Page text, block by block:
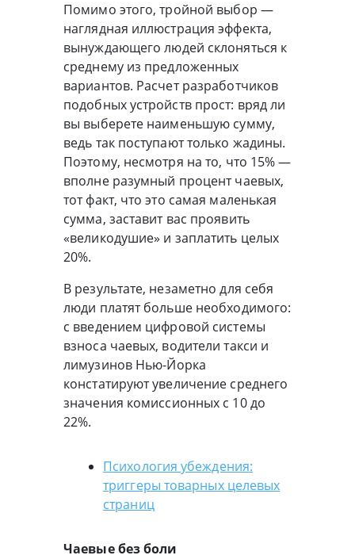
Помимо этого, тройной выбор —
наглядная иллюстрация эффекта,
вынуждающего людей склоняться к
среднему из предложенных
вариантов. Расчет разработчиков
подобных устройств прост: вряд ли
вы выберете наименьшую сумму,
ведь так поступают только жадины.
Поэтому, несмотря на то, что 15% —
вполне разумный процент чаевых,
тот факт, что это самая маленькая
сумма, заставит вас проявить
«великодушие» и заплатить целых
20%.
В результате, незаметно для себя
люди платят больше необходимого:
с введением цифровой системы
взноса чаевых, водители такси и
лимузинов Нью-Йорка
констатируют увеличение среднего
значения комиссионных с 10 до
22%.
Психология убеждения:
триггеры товарных целевых
страниц
Чаевые без боли